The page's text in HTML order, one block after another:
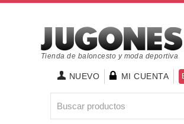
Tienda de baloncesto y moda deportiva
NUEVO MI CUENTA